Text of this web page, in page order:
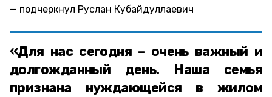
подчеркнул Руслан Кубайдуллаевич
«Для нас сегодня – очень важный и
долгожданный день. Наша семья
признана нуждающейся в жилом